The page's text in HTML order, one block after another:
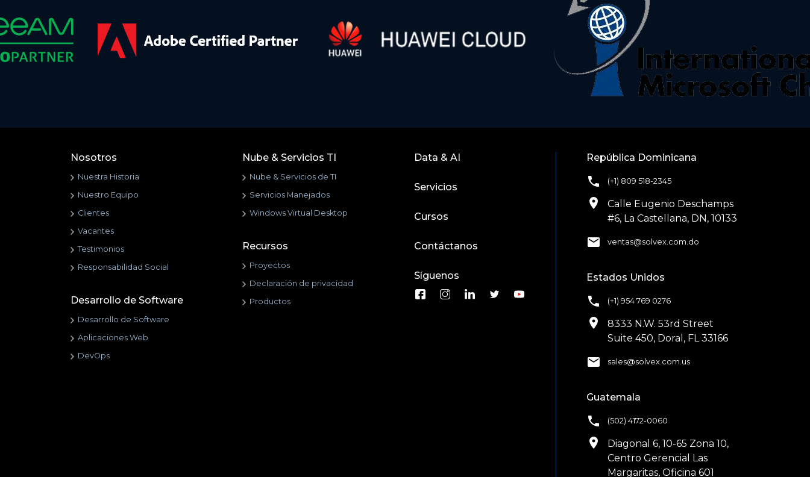
Nosotros
Nuestra Historia
Nuestro Equipo
Clientes
Vacantes
Testimonios
Responsabilidad Social
Desarrollo de Software
Desarrollo de Software
Aplicaciones Web
DevOps
Nube & Servicios TI
Nube & Servicios de TI
Servicios Manejados
Windows Virtual Desktop
Recursos
Proyectos
Declaración de privacidad
Productos
Data & AI
Servicios
Cursos
Contáctanos
Síguenos
República Dominicana
phone (+1) 809 518-2345
location_on
Calle Eugenio Deschamps
#6, La Castellana, DN, 10133
email ventas@solvex.com.do
Estados Unidos
phone (+1) 954 769 0276
location_on
8333 N.W. 53rd Street
Suite 450, Doral, FL 33166
email sales@solvex.com.us
Guatemala
phone (502) 4172-0060
location_on
Diagonal 6, 10-65 Zona 10,
Centro Gerencial Las
Margaritas, Oficina 601